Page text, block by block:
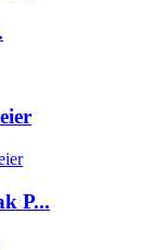
P...